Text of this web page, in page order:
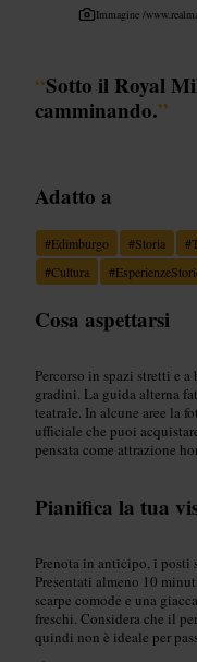
Immagine /
“Sotto il Royal
camminando.”
Adatto a
#Edimburgo #Storia #
#Cultura #
Cosa aspettarsi
Percorso in spazi stretti e a
gradini. La guida alterna
teatrale. In alcune aree la
ufficiale che puoi
pensata come attrazione
Pianifica la tua
Prenota in anticipo, i posti
Presentati almeno 10
scarpe comode e una
freschi. Considera che il
quindi non è ideale per